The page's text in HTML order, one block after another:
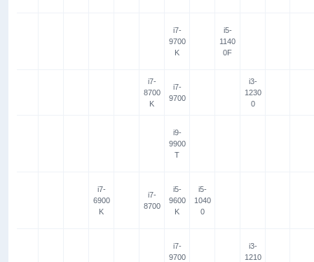
i7-
9700
K
i5-
1140
0F
i7-
8700
K
i7-
9700
i3-
1230
0
i9-
9900
T
i7-
6900
K
i7-
8700
i5-
9600
K
i5-
1040
0
i7-
9700
i3-
1210